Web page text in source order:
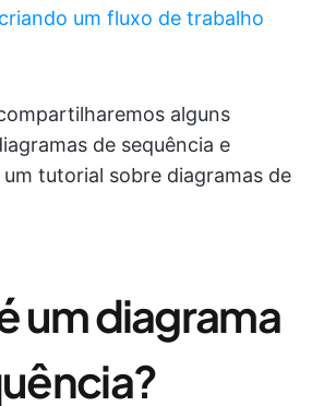
criando um fluxo de trabalho
alguns
de sequência e
tutorial sobre diagramas de
um diagrama